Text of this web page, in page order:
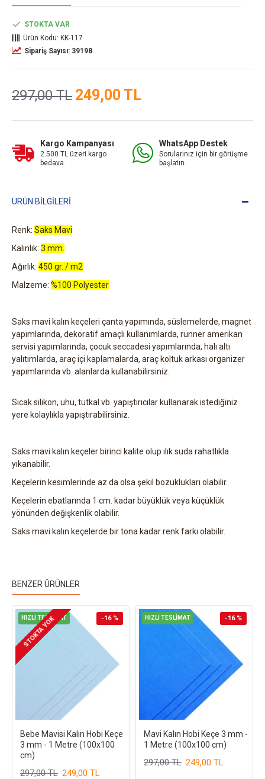
249,00 TL
297,00 TL
STOKTA VAR
Ürün Kodu: KK-117
Sipariş Sayısı: 39198
Kargo Kampanyası
2.500 TL üzeri kargo
bedava.
WhatsApp Destek
Sorularınız için bir görüşme
başlatın.
ÜRÜN BILGILERI
Renk: Saks Mavi
Kalınlık: 3 mm.
Ağırlık: 450 gr. / m2
Malzeme: %100 Polyester
Saks mavi kalın keçeleri çanta yapımında, süslemelerde, magnet
yapımlarında, dekoratif amaçlı kullanımlarda, runner amerikan
servisi yapımlarında, çocuk seccadesi yapımlarında, halı altı
yalıtımlarda, araç içi kaplamalarda, araç koltuk arkası organizer
yapımlarında vb. alanlarda kullanabilirsiniz.
Sıcak silikon, uhu, tutkal vb. yapıştırıcılar kullanarak istediğiniz
yere kolaylıkla yapıştırabilirsiniz.
Saks mavi kalın keçeler birinci kalite olup ılık suda rahatlıkla
yıkanabilir.
Keçelerin kesimlerinde az da olsa şekil bozuklukları olabilir.
Keçelerin ebatlarında 1 cm. kadar büyüklük veya küçüklük
yönünden değişkenlik olabilir.
Saks mavi kalın keçelerde bir tona kadar renk farkı olabilir.
BENZER ÜRÜNLER
HIZLI TESLİMAT -16 %
STOKTA YOK
Bebe Mavisi Kalın Hobi Keçe
3 mm - 1 Metre (100x100
cm)
249,00 TL
297,00 TL
HIZLI TESLİMAT -16 %
Mavi Kalın Hobi Keçe 3 mm -
1 Metre (100x100 cm)
249,00 TL
297,00 TL